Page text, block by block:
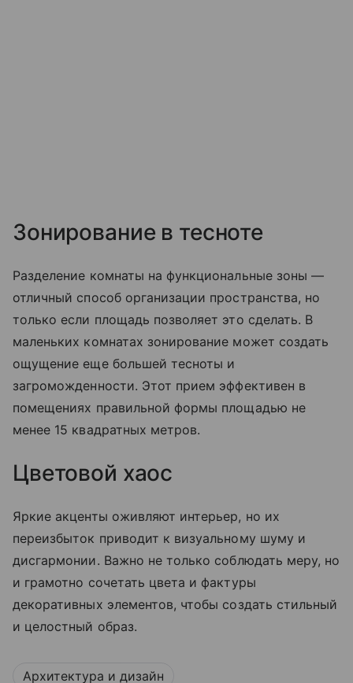
Зонирование в тесноте
Разделение комнаты на функциональные зоны —
отличный способ организации пространства, но
только если площадь позволяет это сделать. В
маленьких комнатах зонирование может создать
ощущение еще большей тесноты и
загроможденности. Этот прием эффективен в
помещениях правильной формы площадью не
менее 15 квадратных метров.
Цветовой хаос
Яркие акценты оживляют интерьер, но их
переизбыток приводит к визуальному шуму и
дисгармонии. Важно не только соблюдать меру, но
и грамотно сочетать цвета и фактуры
декоративных элементов, чтобы создать стильный
и целостный образ.
Архитектура и дизайн